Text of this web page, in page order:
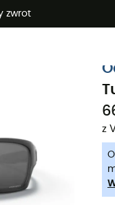
zwrot2 produktów*, kod
z